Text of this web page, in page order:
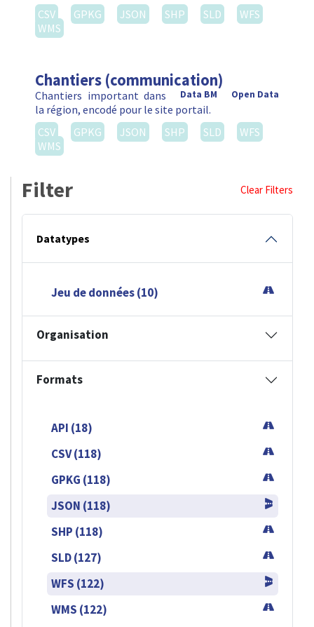
CSV
GPKG JSON SHP SLD
WFS
WMS
Chantiers (communication)
Open Data
Data BM
Chantiers important dans
la région, encodé pour le site portail.
CSV
GPKG JSON SHP SLD
WFS
WMS
Filter Clear Filters
Datatypes
Jeu de données (10)
Organisation
Formats
API (18)
CSV (118)
GPKG (118)
JSON (118)
SHP (118)
SLD (127)
WFS (122)
WMS (122)